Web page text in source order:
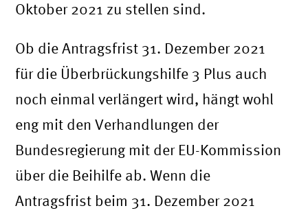
Oktober 2021 zu stellen sind.
Ob die Antragsfrist 31. Dezember 2021
für die Überbrückungshilfe 3 Plus auch
noch einmal verlängert wird, hängt wohl
eng mit den Verhandlungen der
Bundesregierung mit der EU-Kommission
über die Beihilfe ab. Wenn die
Antragsfrist beim 31. Dezember 2021